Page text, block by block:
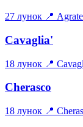
27 лунок 📍
Cavaglia'
18 лунок 📍
Cherasco
18 лунок 📍